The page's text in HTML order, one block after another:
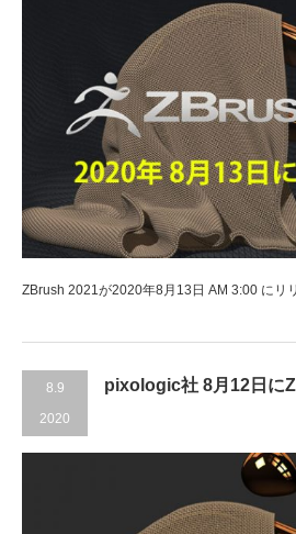
ZBrush 2021が2020年8月13日 AM 3:00 にリ
8.9
2020
pixologic社 8月12日に